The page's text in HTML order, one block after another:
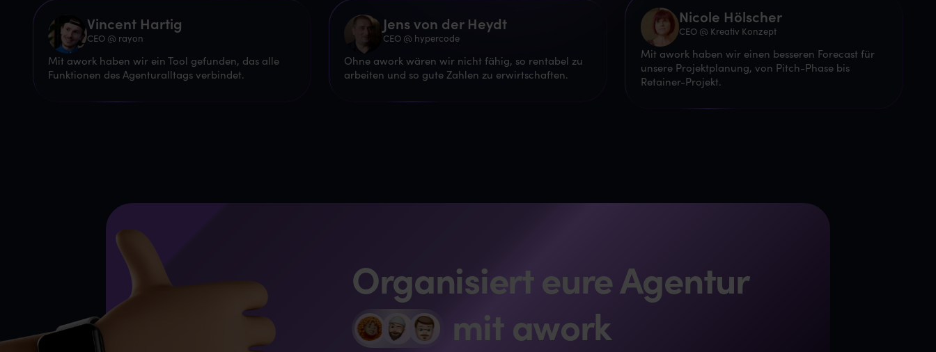
Vincent Hartig
CEO @ rayon
Mit awork haben wir ein Tool gefunden, das alle
Funktionen des Agenturalltags verbindet.
Jens von der Heydt
CEO @ hypercode
Ohne awork wären wir nicht fähig, so rentabel zu
arbeiten und so gute Zahlen zu erwirtschaften.
Nicole Hölscher
CEO @ Kreativ Konzept
Mit awork haben wir einen besseren Forecast für
unsere Projektplanung, von Pitch-Phase bis
Retainer-Projekt.
Organisiert eure Agentur
mit awork